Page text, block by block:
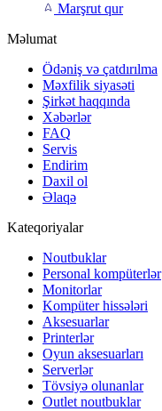
Marşrut qur
Məlumat
Ödəniş və çatdırılma
Məxfilik siyasəti
Şirkət haqqında
Xəbərlər
FAQ
Servis
Endirim
Daxil ol
Əlaqə
Kateqoriyalar
Noutbuklar
Personal kompüterlər
Monitorlar
Kompüter hissələri
Aksesuarlar
Printerlər
Oyun aksesuarları
Serverlər
Tövsiyə olunanlar
Outlet noutbuklar